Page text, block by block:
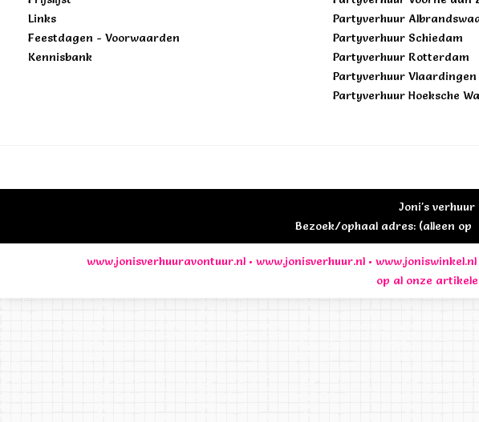
Links
Feestdagen - Voorwaarden
Kennisbank
Partyverhuur
Partyverhuur Schiedam
Partyverhuur Rotterdam
Partyverhuur Vlaardingen
Partyverhuur Hoeksche
Joni's verhuur
Bezoek/ophaal adres: (alleen op
www.jonisverhuuravontuur.nl • www.jonisverhuur.nl • www.joniswinkel.nl
op al onze